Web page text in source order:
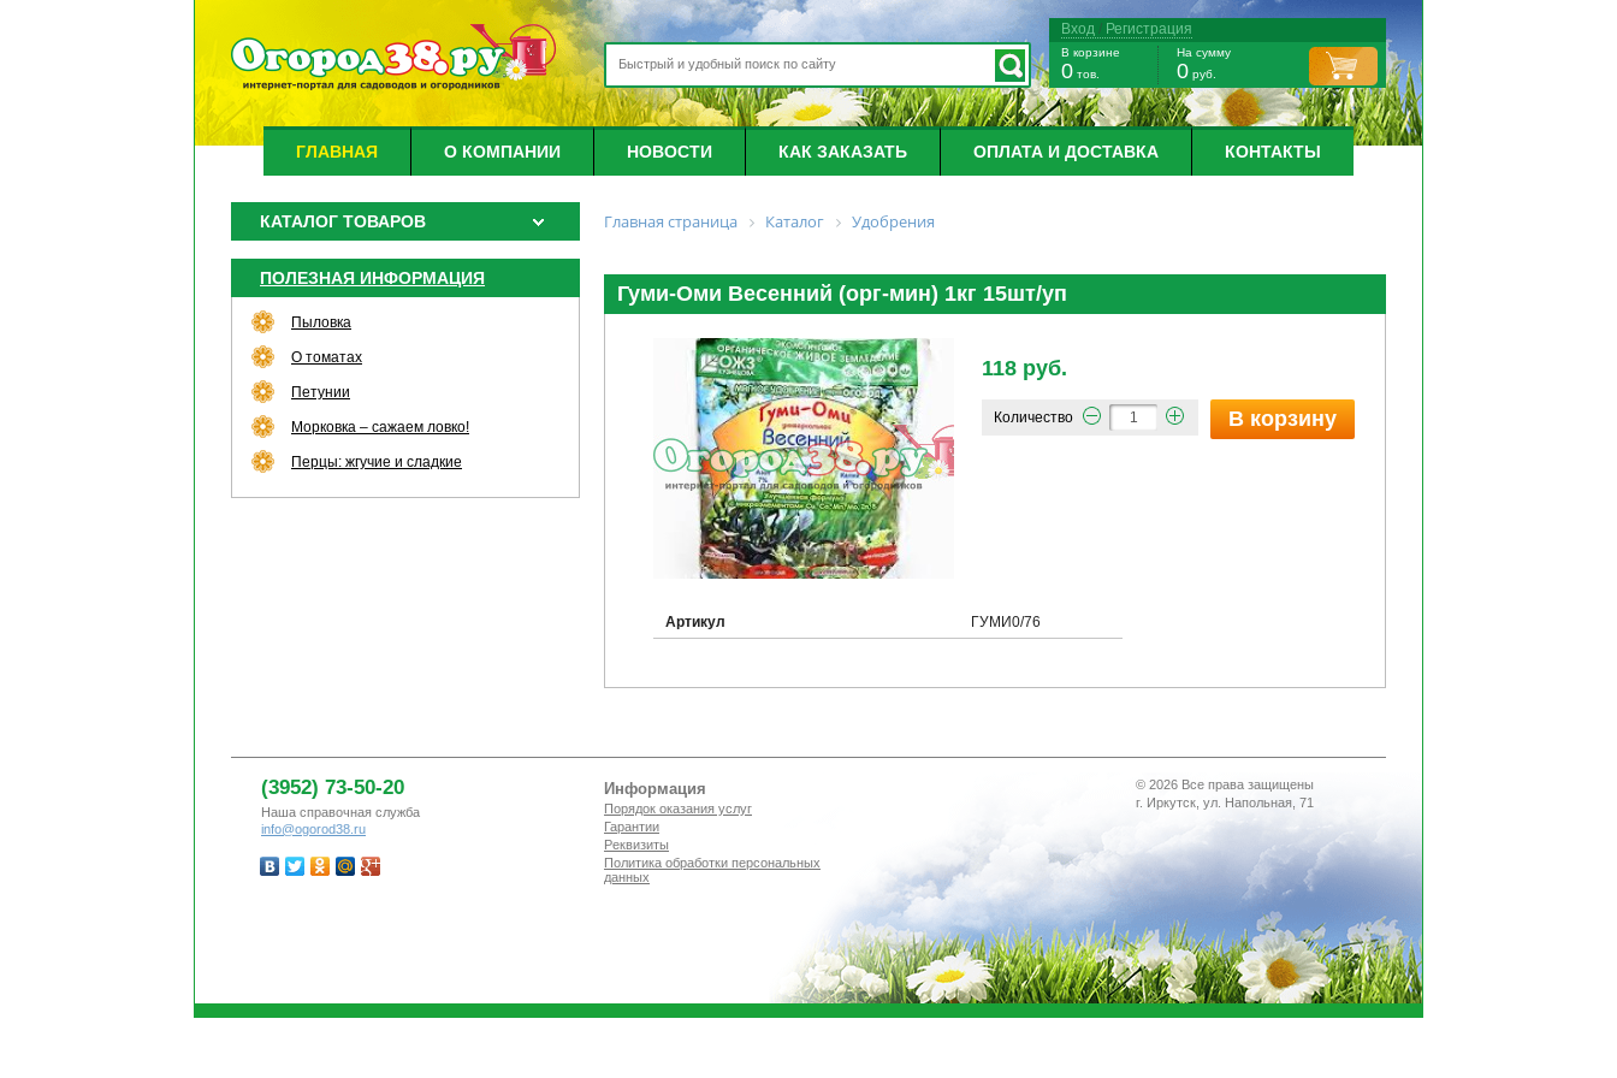
Вход / Регистрация
В корзине
0 тов.
На сумму
0 руб.
ГЛАВНАЯ О КОМПАНИИ НОВОСТИ КАК ЗАКАЗАТЬ ОПЛАТА И ДОСТАВКА КОНТАКТЫ
КАТАЛОГ ТОВАРОВ
ПОЛЕЗНАЯ ИНФОРМАЦИЯ
Пыловка
О томатах
Петунии
Морковка – сажаем ловко!
Перцы: жгучие и сладкие
Главная страница Каталог Удобрения
Гуми-Оми Весенний (орг-мин) 1кг 15шт/уп
118 руб.
Количество В корзину
Артикул ГУМИ0/76
(3952) 73-50-20
Наша справочная служба
info@ogorod38.ru
Информация
Порядок оказания услуг
Гарантии
Реквизиты
Политика обработки персональных
данных
© 2026 Все права защищены
г. Иркутск, ул. Напольная, 71